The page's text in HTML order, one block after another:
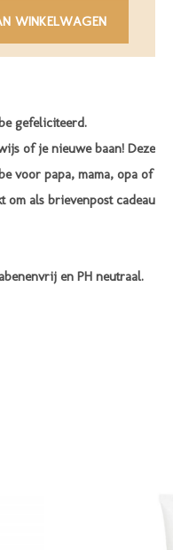
WINKELWAGEN
gefeliciteerd.
of je nieuwe baan! Deze
voor papa, mama, opa of
om als brievenpost cadeau
en PH neutraal.